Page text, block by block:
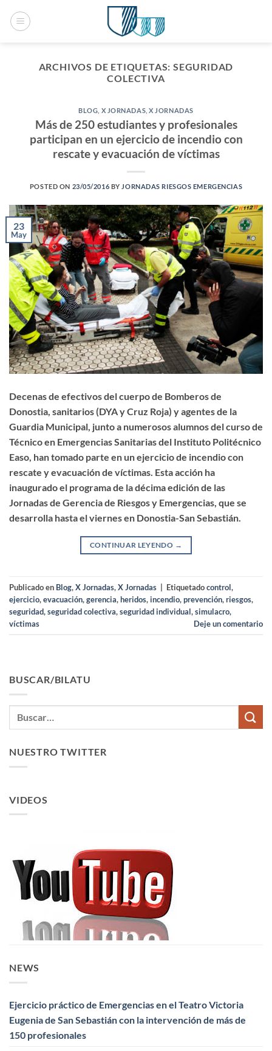
ARCHIVOS DE ETIQUETAS:SEGURIDAD
COLECTIVA
BLOG X JORNADAS ,X JORNADAS
Más de 250 estudiantes y profesionales
participan en un ejercicio de incendio con
rescate y evacuación de víctimas
POSTED ON 23/05/2016 BY JORNADAS RIESGOS EMERGENCIAS
23
May
Decenas de efectivos del cuerpo de Bomberos de
Donostia, sanitarios (DYA y Cruz Roja) y agentes de la
Guardia Municipal, junto a numerosos alumnos del curso de
Técnico en Emergencias Sanitarias del Instituto Politécnico
Easo, han tomado parte en un ejercicio de incendio con
rescate y evacuación de víctimas. Esta acción ha
inaugurado el programa de la décima edición de las
Jornadas de Gerencia de Riesgos y Emergencias, que se
desarrolla hasta el viernes en Donostia-San Sebastián.
CONTINUAR LEYENDO →
Publicado en Blog,X Jornadas,X Jornadas Etiquetadocontrol,
ejercicio,evacuación,gerencia,heridos,incendio,prevención,riesgos,
seguridad,seguridad colectiva,seguridad individual,simulacro,
víctimas
Deje un comentario
BUSCAR/BILATU
NUESTRO TWITTER
VIDEOS
NEWS
Ejercicio práctico de Emergencias en el Teatro Victoria
Eugenia de San Sebastián con la intervención de más de
150 profesionales